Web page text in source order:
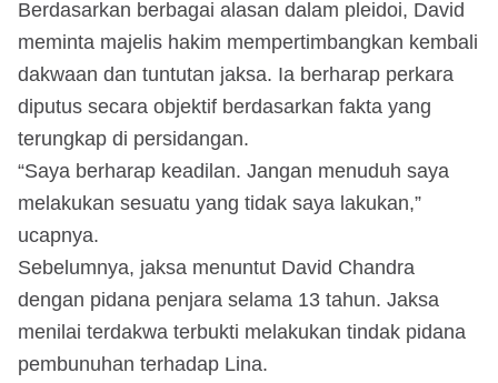
Berdasarkan berbagai alasan dalam pleidoi, David
meminta majelis hakim mempertimbangkan kembali
dakwaan dan tuntutan jaksa. Ia berharap perkara
diputus secara objektif berdasarkan fakta yang
terungkap di persidangan.
“Saya berharap keadilan. Jangan menuduh saya
melakukan sesuatu yang tidak saya lakukan,”
ucapnya.
Sebelumnya, jaksa menuntut David Chandra
dengan pidana penjara selama 13 tahun. Jaksa
menilai terdakwa terbukti melakukan tindak pidana
pembunuhan terhadap Lina.